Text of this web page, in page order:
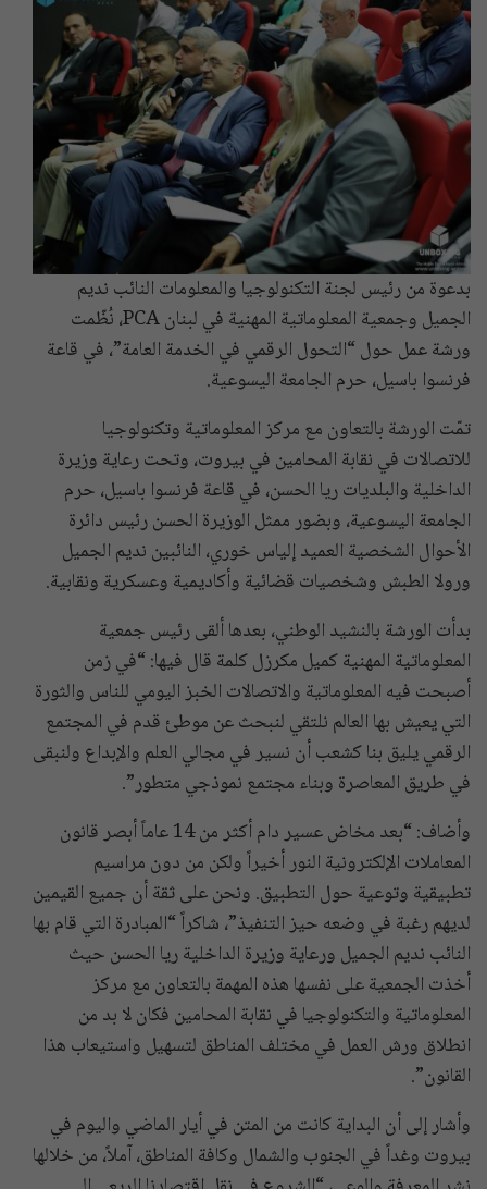
بدعوة من رئيس لجنة التكنولوجيا والمعلومات النائب نديم
الجميل وجمعية المعلوماتية المهنية في لبنان PCA، نُظّمت
ورشة عمل حول “التحول الرقمي في الخدمة العامة”، في قاعة
فرنسوا باسيل، حرم الجامعة اليسوعية.
تمّت الورشة بالتعاون مع مركز المعلوماتية وتكنولوجيا
للاتصالات في نقابة المحامين في بيروت، وتحت رعاية وزيرة
الداخلية والبلديات ريا الحسن، في قاعة فرنسوا باسيل، حرم
الجامعة اليسوعية، وبضور ممثل الوزيرة الحسن رئيس دائرة
الأحوال الشخصية العميد إلياس خوري، النائبين نديم الجميل
ورولا الطبش وشخصيات قضائية وأكاديمية وعسكرية ونقابية.
بدأت الورشة بالنشيد الوطني، بعدها ألقى رئيس جمعية
المعلوماتية المهنية كميل مكرزل كلمة قال فيها: “في زمن
أصبحت فيه المعلوماتية والاتصالات الخبز اليومي للناس والثورة
التي يعيش بها العالم نلتقي لنبحث عن موطئ قدم في المجتمع
الرقمي يليق بنا كشعب أن نسير في مجالي العلم والإبداع ولنبقى
في طريق المعاصرة وبناء مجتمع نموذجي متطور”.
وأضاف: “بعد مخاض عسير دام أكثر من 14 عاماً أبصر قانون
المعاملات الإلكترونية النور أخيراً ولكن من دون مراسيم
تطبيقية وتوعية حول التطبيق. ونحن على ثقة أن جميع القيمين
لديهم رغبة في وضعه حيز التنفيذ”، شاكراً “المبادرة التي قام بها
النائب نديم الجميل ورعاية وزيرة الداخلية ريا الحسن حيث
أخذت الجمعية على نفسها هذه المهمة بالتعاون مع مركز
المعلوماتية والتكنولوجيا في نقابة المحامين فكان لا بد من
انطلاق ورش العمل في مختلف المناطق لتسهيل واستيعاب هذا
القانون”.
وأشار إلى أن البداية كانت من المتن في أيار الماضي واليوم في
بيروت وغداً في الجنوب والشمال وكافة المناطق، آملاً، من خلالها